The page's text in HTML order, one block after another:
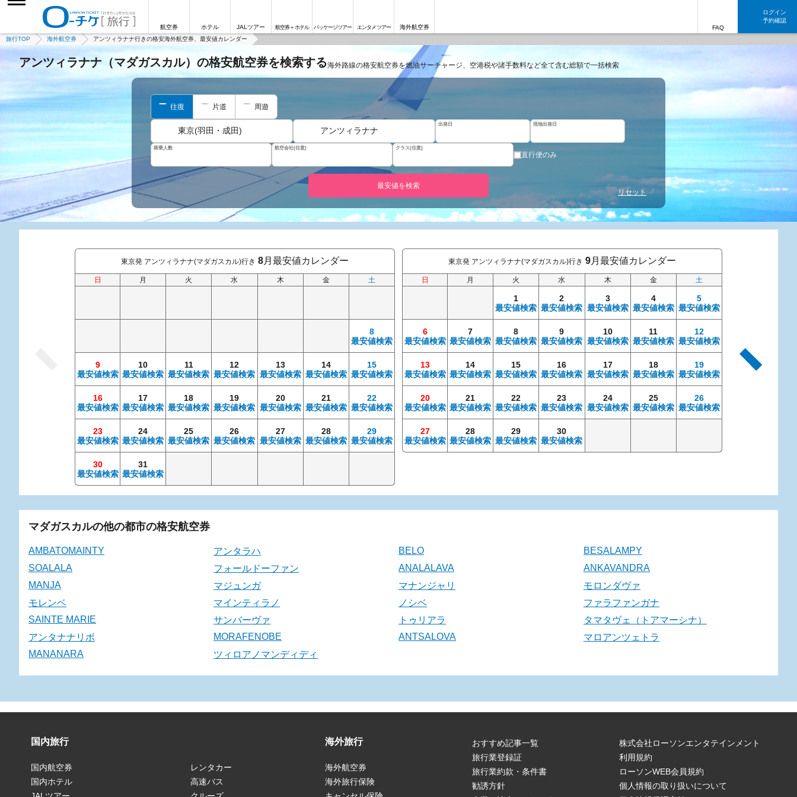
航空券 ホテル JALツアー 航空券＋ホテル パッケージツアー エンタメツアー 海外航空券 FAQ
ログイン
予約確認
旅行TOP 海外航空券 アンツィラナナ行きの格安海外航空券、最安値カレンダー
アンツィラナナ（マダガスカル）の格安航空券を検索する海外路線の格安航空券を燃油サーチャージ、空港税や諸手数料など全て含む総額で一括検索
往復 片道 周遊
東京(羽田・成田) アンツィラナナ
出発日 現地出発日
搭乗人数 航空会社(任意) クラス(任意)
直行便のみ
最安値を検索
リセット
東京発 アンツィラナナ(マダガスカル)行き 8月最安値カレンダー
日 月 火 水 木 金 土
8
最安値検索
9
最安値検索
10
最安値検索
11
最安値検索
12
最安値検索
13
最安値検索
14
最安値検索
15
最安値検索
16
最安値検索
17
最安値検索
18
最安値検索
19
最安値検索
20
最安値検索
21
最安値検索
22
最安値検索
23
最安値検索
24
最安値検索
25
最安値検索
26
最安値検索
27
最安値検索
28
最安値検索
29
最安値検索
30
最安値検索
31
最安値検索
東京発 アンツィラナナ(マダガスカル)行き 9月最安値カレンダー
日 月 火 水 木 金 土
1
最安値検索
2
最安値検索
3
最安値検索
4
最安値検索
5
最安値検索
6
最安値検索
7
最安値検索
8
最安値検索
9
最安値検索
10
最安値検索
11
最安値検索
12
最安値検索
13
最安値検索
14
最安値検索
15
最安値検索
16
最安値検索
17
最安値検索
18
最安値検索
19
最安値検索
20
最安値検索
21
最安値検索
22
最安値検索
23
最安値検索
24
最安値検索
25
最安値検索
26
最安値検索
27
最安値検索
28
最安値検索
29
最安値検索
30
最安値検索
11
最安値検索
マダガスカルの他の都市の格安航空券
AMBATOMAINTY アンタラハ BELO
BESALAMPY
SOALALA
フォールドーファン ANALALAVA
ANKAVANDRA
MANJA
マジュンガ マナンジャリ
モロンダヴァ
モレンベ
マインティラノ ノシベ
ファラファンガナ
SAINTE MARIE
サンバーヴァ トゥリアラ
タマタヴェ（トアマーシナ）
アンタナナリボ
MORAFENOBE ANTSALOVA
マロアンツェトラ
MANANARA
ツィロアノマンディディ
国内旅行
国内航空券
国内ホテル
レンタカー
高速バス
海外旅行
海外航空券
海外旅行保険
おすすめ記事一覧
旅行業登録証
旅行業約款・条件書
勧誘方針
株式会社ローソンエンタテインメント
利用規約
ローソンWEB会員規約
個人情報の取り扱いについて